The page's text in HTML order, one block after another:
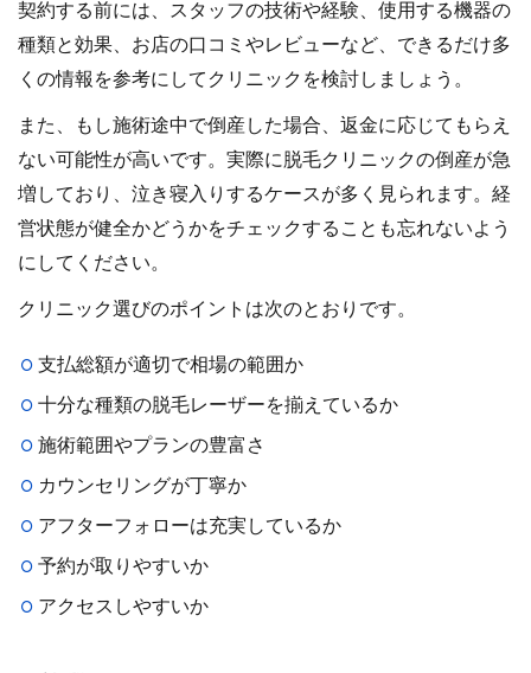
契約する前には、スタッフの技術や経験、使用する機器の
種類と効果、お店の口コミやレビューなど、できるだけ多
くの情報を参考にしてクリニックを検討しましょう。
また、もし施術途中で倒産した場合、返金に応じてもらえ
ない可能性が高いです。実際に脱毛クリニックの倒産が急
増しており、泣き寝入りするケースが多く見られます。経
営状態が健全かどうかをチェックすることも忘れないよう
にしてください。
クリニック選びのポイントは次のとおりです。
支払総額が適切で相場の範囲か
十分な種類の脱毛レーザーを揃えているか
施術範囲やプランの豊富さ
カウンセリングが丁寧か
アフターフォローは充実しているか
予約が取りやすいか
アクセスしやすいか